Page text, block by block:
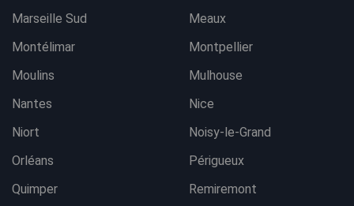
Marseille Sud
Meaux
Montélimar
Montpellier
Moulins
Mulhouse
Nantes
Nice
Niort
Noisy-le-Grand
Orléans
Périgueux
Quimper
Remiremont